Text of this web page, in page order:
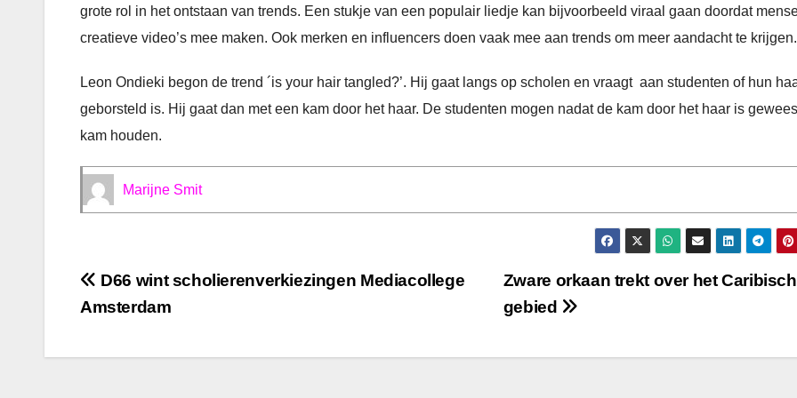
grote rol in het ontstaan van trends. Een stukje van een populair liedje kan bijvoorbeeld viraal gaan doordat
creatieve video’s mee maken. Ook merken en influencers doen vaak mee aan trends om meer aandacht te krijgen.
Leon Ondieki begon de trend ´is your hair tangled?’. Hij gaat langs op scholen en vraagt aan studenten of hun
geborsteld is. Hij gaat dan met een kam door het haar. De studenten mogen nadat de kam door het haar is
kam houden.
Marijne Smit
Bericht
navigatie
Zware orkaan trekt over het Caribisch
gebied
D66 wint scholierenverkiezingen Mediacollege
Amsterdam